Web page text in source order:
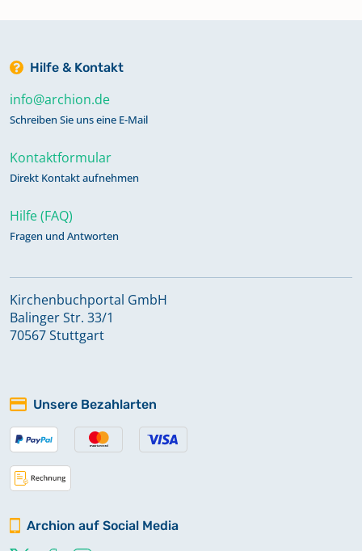
Hilfe & Kontakt
info@archion.de
Schreiben Sie uns eine E-Mail
Kontaktformular
Direkt Kontakt aufnehmen
Hilfe (FAQ)
Fragen und Antworten
Kirchenbuchportal GmbH
Balinger Str. 33/1
70567 Stuttgart
Unsere Bezahlarten
Archion auf Social Media